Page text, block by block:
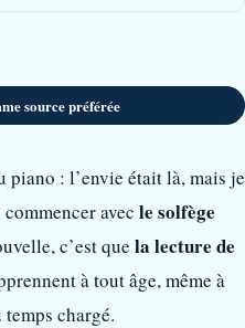
source préférée
piano : l’envie était là, mais je
avec le solfège
c’est que la lecture de
à tout âge, même à
chargé.